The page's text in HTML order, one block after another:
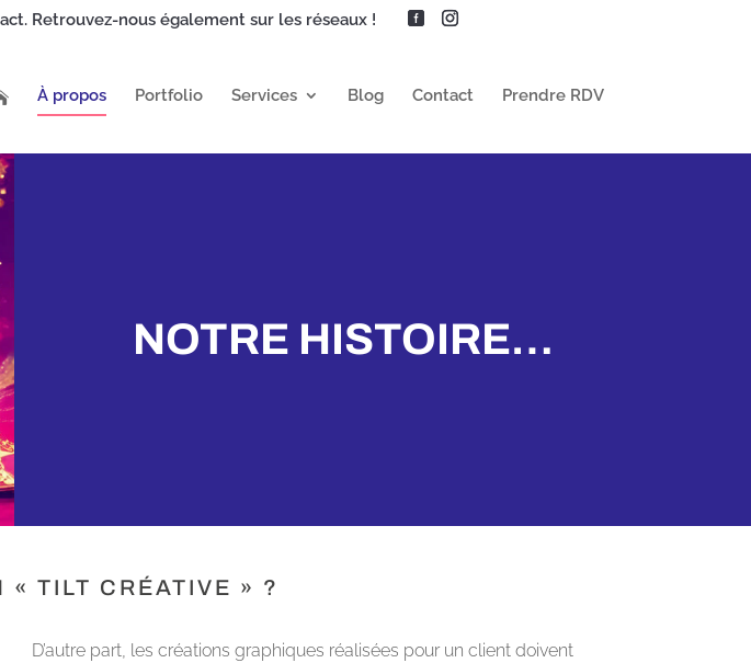
Retrouvez-nous également sur les réseaux !
À propos Portfolio Services Blog Contact Prendre RDV
NOTRE HISTOIRE…
« TILT CRÉATIVE » ?
D’autre part, les créations graphiques réalisées pour un client doivent